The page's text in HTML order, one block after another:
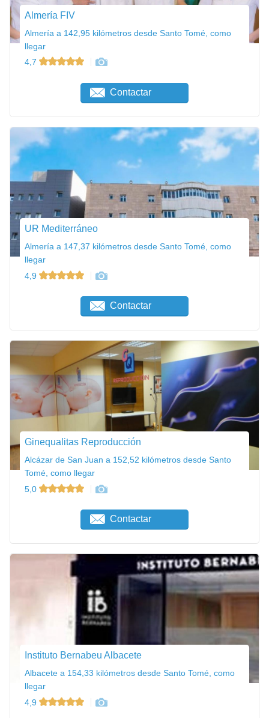
Almería FIV
Almería a 142,95 kilómetros desde Santo Tomé, como
llegar
4,7
Contactar
UR Mediterráneo
Almería a 147,37 kilómetros desde Santo Tomé, como
llegar
4,9
Contactar
Ginequalitas Reproducción
Alcázar de San Juan a 152,52 kilómetros desde Santo
Tomé, como llegar
5,0
Contactar
Instituto Bernabeu Albacete
Albacete a 154,33 kilómetros desde Santo Tomé, como
llegar
4,9